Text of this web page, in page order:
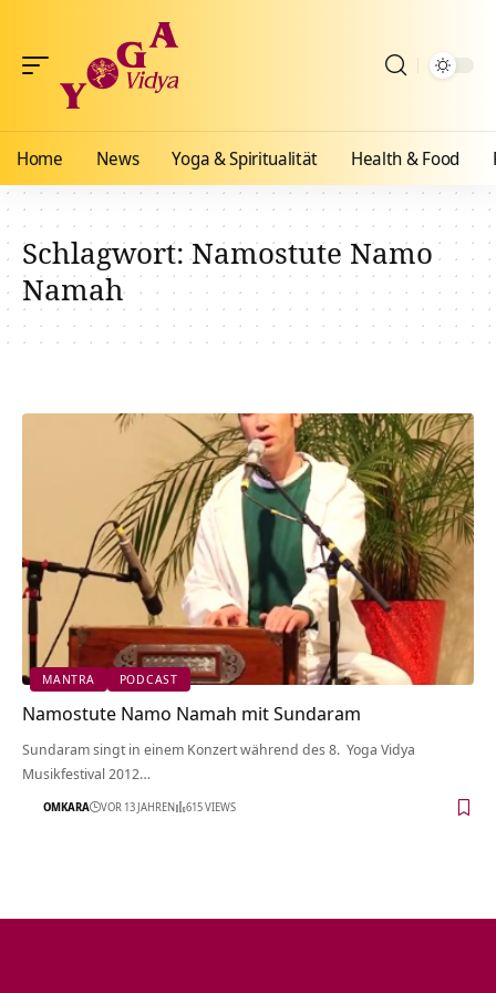
Home News Yoga & Spiritualität Health & Food
Schlagwort:Namostute Namo
Namah
MANTRA PODCAST
Namostute Namo Namah mit Sundaram
Sundaram singt in einem Konzert während des 8. Yoga Vidya
Musikfestival 2012…
OMKARA VOR 13 JAHREN 615 VIEWS